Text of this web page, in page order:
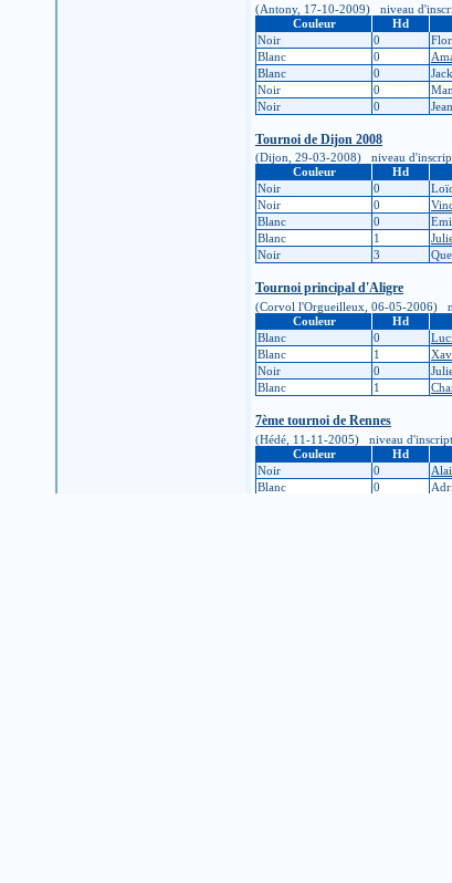
(Antony, 17-10-2009) niveau
Couleur
Hd
Noir
0
Blanc
0
Blanc
0
Noir
0
Noir
0
Tournoi de Dijon 2008
(Dijon, 29-03-2008) niveau
Couleur
Hd
Noir
0
Noir
0
Blanc
0
Blanc
1
Noir
3
Tournoi principal d'Aligre
(Corvol l'Orgueilleux, 06-05-2006)
Couleur
Hd
Blanc
0
Blanc
1
Noir
0
Blanc
1
7ème tournoi de Rennes
(Hédé, 11-11-2005) niveau
Couleur
Hd
Noir
0
Blanc
0